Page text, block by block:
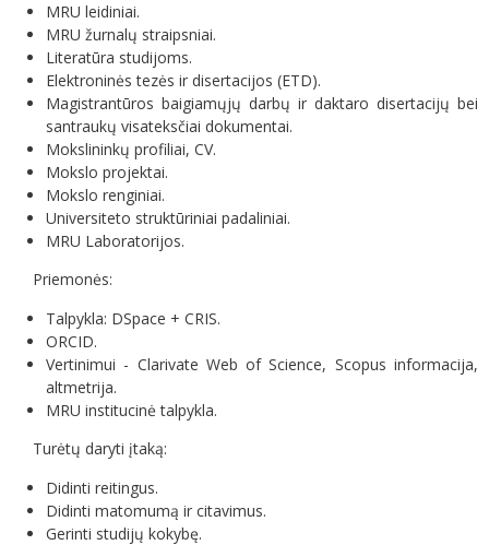
MRU leidiniai.
MRU žurnalų straipsniai.
Literatūra studijoms.
Elektroninės tezės ir disertacijos (ETD).
Magistrantūros baigiamųjų darbų ir daktaro disertacijų bei
santraukų visateksčiai dokumentai.
Mokslininkų profiliai, CV.
Mokslo projektai.
Mokslo renginiai.
Universiteto struktūriniai padaliniai.
MRU Laboratorijos.
Priemonės:
Talpykla: DSpace + CRIS.
ORCID.
Vertinimui - Clarivate Web of Science, Scopus informacija,
altmetrija.
MRU institucinė talpykla.
Turėtų daryti įtaką:
Didinti reitingus.
Didinti matomumą ir citavimus.
Gerinti studijų kokybę.